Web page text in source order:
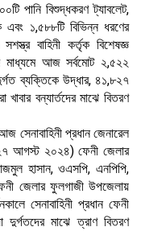
পানি বিশুদ্ধকরণ ট্যাবলেট,
এবং ১,৫৮৮টি বিভিন্ন ধরণের
বাহিনী কর্তৃক বিশেষজ্ঞ
মাধ্যমে আজ সর্বমোট ২,৫২২
ব্যক্তিকে উদ্ধার, ৪১,৮২৭
বন্যার্তদের মাঝে বিতরণ
সেনাবাহিনী প্রধান জেনারেল
আগস্ট ২০২৪) ফেনী জেলার
হাসান,ওএসপি,এনপিপি,
জেলার ফুলগাজী উপজেলায়
সেনাবাহিনী প্রধান ফেনী
মাঝে ত্রাণ বিতরণ